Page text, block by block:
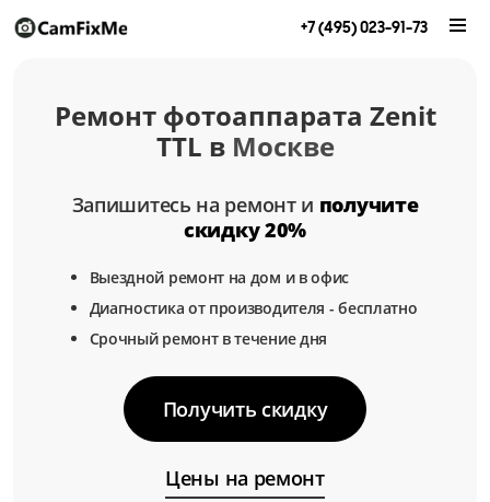
+7 (495) 023-91-73
Ремонт фотоаппарата Zenit
TTL в Москве
Запишитесь на ремонт и получите
скидку 20%
Выездной ремонт на дом и в офис
Диагностика от производителя - бесплатно
Срочный ремонт в течение дня
Получить скидку
Цены на ремонт